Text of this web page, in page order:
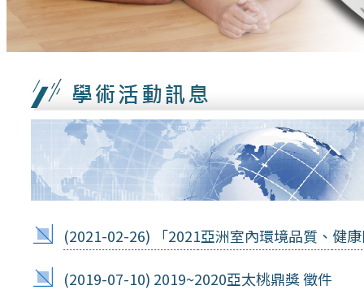
(2021-02-26) 「2021亞洲室內環境品質、健
(2019-07-10) 2019~2020亞太桃鼎獎 徵件